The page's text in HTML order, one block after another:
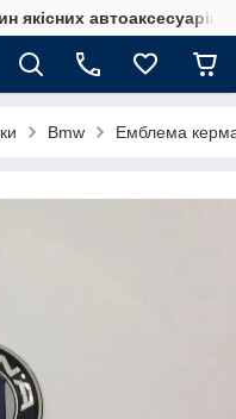
якісних автоаксесуарів
Bmw Емблема